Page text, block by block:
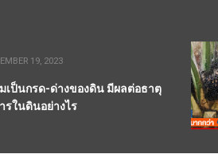
19, 2023
เป็นกรด-ด่างของดิน มีผลต่อธาตุ
รในดินอย่างไร